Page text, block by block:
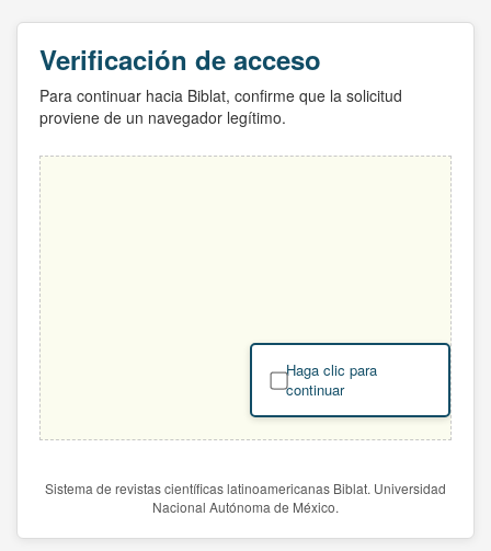
Verificación de acceso
Para continuar hacia Biblat, confirme que la solicitud
proviene de un navegador legítimo.
Haga clic para
continuar
Sistema de revistas científicas latinoamericanas Biblat. Universidad
Nacional Autónoma de México.